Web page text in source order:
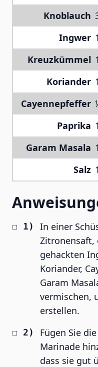
Knoblauch
Ingwer
Kreuzkümmel
Koriander
Cayennepfeffer
Paprika
Garam Masala
Salz
In einer
Zitronensaft,
gehackten
Koriander,
Garam
vermischen,
erstellen.
Fügen Sie
Marinade
dass sie gut